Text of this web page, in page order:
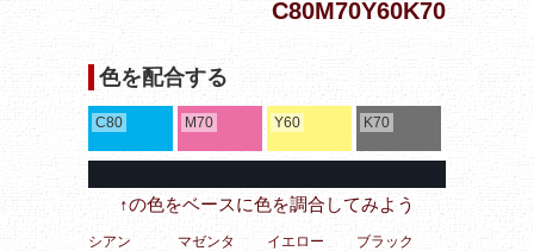
C80M70Y60K70
色を配合する
C80 M70 Y60 K70
↑の色をベースに色を調合してみよう
シアン
マゼンタ
イエロー
ブラック